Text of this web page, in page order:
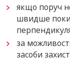
якщо поруч
швидше
за
засоби